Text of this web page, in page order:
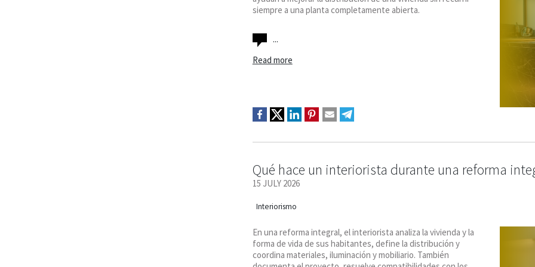
siempre a una planta completamente abierta.
...
Read more
Qué hace un interiorista durante una reforma
15 JULY 2026
Interiorismo
En una reforma integral, el interiorista analiza la vivienda y la
forma de vida de sus habitantes, define la distribución y
coordina materiales, iluminación y mobiliario. También